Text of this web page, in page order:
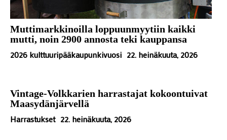
Muttimarkkinoilla loppuunmyytiin kaikki
mutti, noin 2900 annosta teki kauppansa
2026 kulttuuripääkaupunkivuosi 22. heinäkuuta, 2026
Vintage-Volkkarien harrastajat kokoontuivat
Maasydänjärvellä
Harrastukset 22. heinäkuuta, 2026